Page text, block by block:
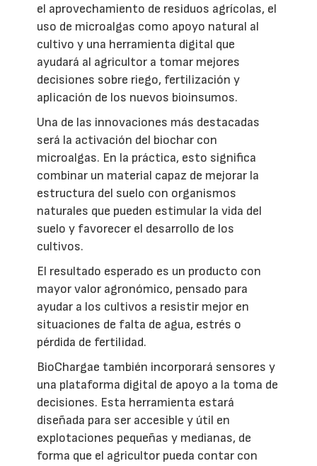
el aprovechamiento de residuos agrícolas, el
uso de microalgas como apoyo natural al
cultivo y una herramienta digital que
ayudará al agricultor a tomar mejores
decisiones sobre riego, fertilización y
aplicación de los nuevos bioinsumos.
Una de las innovaciones más destacadas
será la activación del biochar con
microalgas. En la práctica, esto significa
combinar un material capaz de mejorar la
estructura del suelo con organismos
naturales que pueden estimular la vida del
suelo y favorecer el desarrollo de los
cultivos.
El resultado esperado es un producto con
mayor valor agronómico, pensado para
ayudar a los cultivos a resistir mejor en
situaciones de falta de agua, estrés o
pérdida de fertilidad.
BioChargae también incorporará sensores y
una plataforma digital de apoyo a la toma de
decisiones. Esta herramienta estará
diseñada para ser accesible y útil en
explotaciones pequeñas y medianas, de
forma que el agricultor pueda contar con